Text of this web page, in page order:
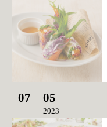
07 05
2023